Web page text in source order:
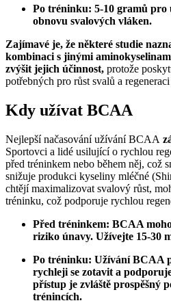
Po tréninku: 5-10 gramů pro
obnovu svalových vláken.
Zajímavé je, že některé studie
kombinaci s jinými
zvýšit jejich účinnost, protože
potřebných pro růst svalů a
Kdy užívat BCAA
Nejlepší načasování užívání BCAA
Sportovci a lidé usilující o rychlou
před tréninkem nebo během něj, což
snižuje produkci kyseliny mléčné
chtějí maximalizovat svalový růst,
tréninku, což podporuje rychlou
Před tréninkem: BCAA
riziko únavy. Užívejte 15-30
Po tréninku: Užívání BCAA
rychleji se zotavit a
přístup je zvláště prospěšný
trénincích.